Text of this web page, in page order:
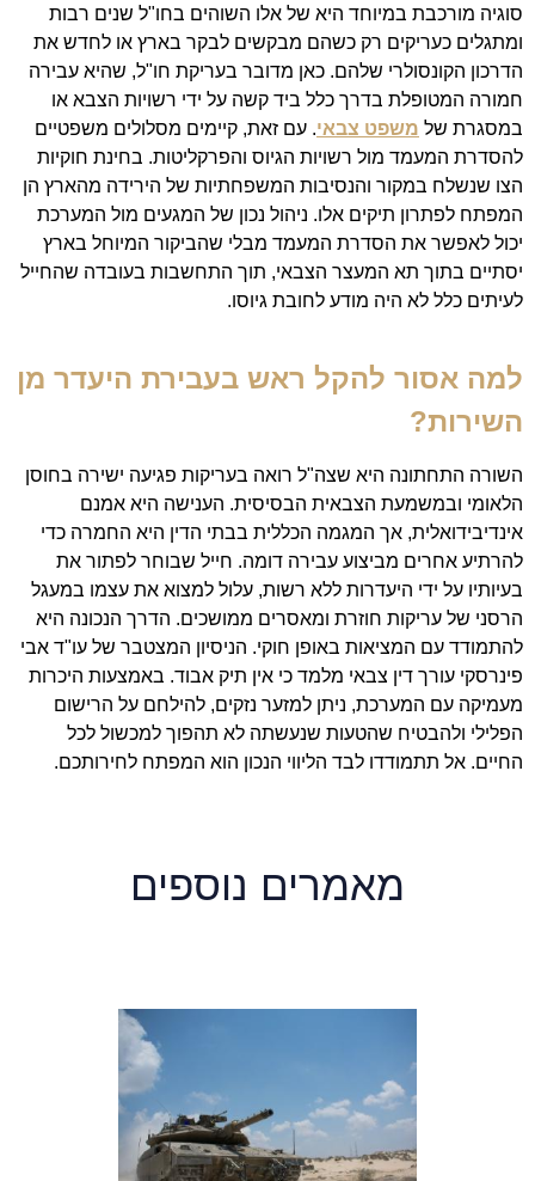
סוגיה מורכבת במיוחד היא של אלו השוהים בחו"ל שנים רבות
ומתגלים כעריקים רק כשהם מבקשים לבקר בארץ או לחדש את
הדרכון הקונסולרי שלהם. כאן מדובר בעריקת חו"ל, שהיא עבירה
חמורה המטופלת בדרך כלל ביד קשה על ידי רשויות הצבא או
במסגרת של משפט צבאי. עם זאת, קיימים מסלולים משפטיים
להסדרת המעמד מול רשויות הגיוס והפרקליטות. בחינת חוקיות
הצו שנשלח במקור והנסיבות המשפחתיות של הירידה מהארץ הן
המפתח לפתרון תיקים אלו. ניהול נכון של המגעים מול המערכת
יכול לאפשר את הסדרת המעמד מבלי שהביקור המיוחל בארץ
יסתיים בתוך תא המעצר הצבאי, תוך התחשבות בעובדה שהחייל
לעיתים כלל לא היה מודע לחובת גיוסו.
למה אסור להקל ראש בעבירת היעדר מן
השירות?
השורה התחתונה היא שצה"ל רואה בעריקות פגיעה ישירה בחוסן
הלאומי ובמשמעת הצבאית הבסיסית. הענישה היא אמנם
אינדיבידואלית, אך המגמה הכללית בבתי הדין היא החמרה כדי
להרתיע אחרים מביצוע עבירה דומה. חייל שבוחר לפתור את
בעיותיו על ידי היעדרות ללא רשות, עלול למצוא את עצמו במעגל
הרסני של עריקות חוזרת ומאסרים ממושכים. הדרך הנכונה היא
להתמודד עם המציאות באופן חוקי. הניסיון המצטבר של עו"ד אבי
פינרסקי עורך דין צבאי מלמד כי אין תיק אבוד. באמצעות היכרות
מעמיקה עם המערכת, ניתן למזער נזקים, להילחם על הרישום
הפלילי ולהבטיח שהטעות שנעשתה לא תהפוך למכשול לכל
החיים. אל תתמודדו לבד הליווי הנכון הוא המפתח לחירותכם.
מאמרים נוספים